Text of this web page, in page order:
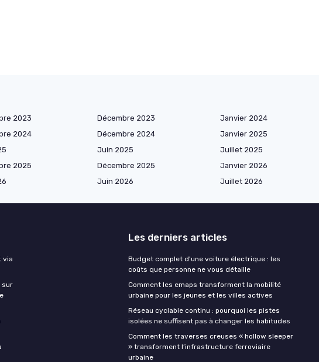
2023 Décembre 2023 Janvier 2024
2024 Décembre 2024 Janvier 2025
Juin 2025 Juillet 2025
2025 Décembre 2025 Janvier 2026
Juin 2026 Juillet 2026
via
sur
Les derniers articles
Budget complet d'une voiture électrique : les
coûts que personne ne vous détaille
Comment les emaps transforment la mobilité
urbaine pour les jeunes et les villes actives
Réseau cyclable continu : pourquoi les pistes
isolées ne suffisent pas à changer les habitudes
Comment les traverses creuses « hollow sleeper
» transforment l’infrastructure ferroviaire
urbaine